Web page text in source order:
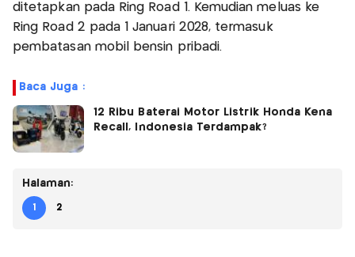
ditetapkan pada Ring Road 1. Kemudian meluas ke
Ring Road 2 pada 1 Januari 2028, termasuk
pembatasan mobil bensin pribadi.
Baca Juga :
12 Ribu Baterai Motor Listrik Honda Kena
Recall, Indonesia Terdampak?
Halaman:
1 2